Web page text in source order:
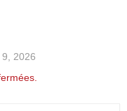
2026